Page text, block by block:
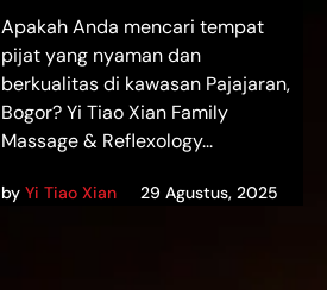
Apakah Anda mencari tempat
pijat yang nyaman dan
berkualitas di kawasan Pajajaran,
Bogor? Yi Tiao Xian Family
Massage & Reflexology...
byYi Tiao Xian 29 Agustus, 2025